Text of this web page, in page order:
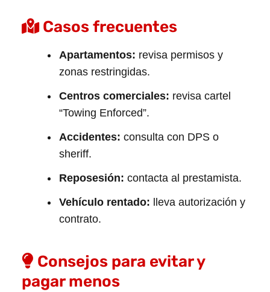
Casos frecuentes
Apartamentos: revisa permisos y
zonas restringidas.
Centros comerciales: revisa cartel
“Towing Enforced”.
Accidentes: consulta con DPS o
sheriff.
Reposesión: contacta al prestamista.
Vehículo rentado: lleva autorización y
contrato.
Consejos para evitar y
pagar menos